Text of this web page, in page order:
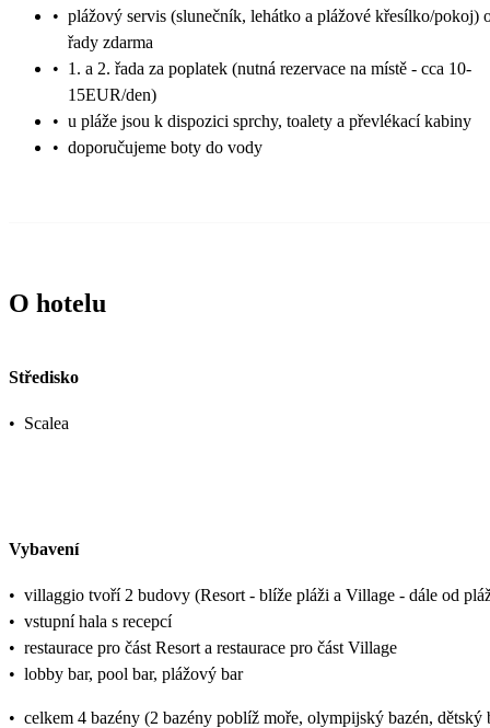
• plážový servis (slunečník, lehátko a plážové křesílko/pokoj)
řady zdarma
• 1. a 2. řada za poplatek (nutná rezervace na místě - cca 10-
15EUR/den)
• u pláže jsou k dispozici sprchy, toalety a převlékací kabiny
• doporučujeme boty do vody
O hotelu
Středisko
• Scalea
Vybavení
• villaggio tvoří 2 budovy (Resort - blíže pláži a Village - dále od
• vstupní hala s recepcí
• restaurace pro část Resort a restaurace pro část Village
• lobby bar, pool bar, plážový bar
• celkem 4 bazény (2 bazény poblíž moře, olympijský bazén,